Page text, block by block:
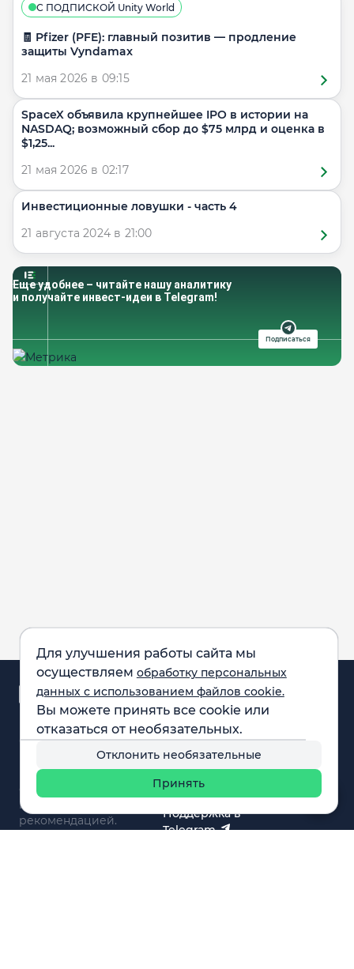
Для улучшения работы сайта мы
осуществляем обработку персональных
данных с использованием файлов cookie.
Вы можете принять все cookie или
отказаться от необязательных.
Отклонить необязательные
Принять
С ПОДПИСКОЙ Unity World
🧾 Pfizer (PFE): главный позитив — продление
защиты Vyndamax
21 мая 2026 в 09:15
SpaceX объявила крупнейшее IPO в истории на
NASDAQ; возможный сбор до $75 млрд и оценка в
$1,25...
21 мая 2026 в 02:17
Инвестиционные ловушки - часть 4
21 августа 2024 в 21:00
Еще удобнее – читайте нашу аналитику
и получайте инвест-идеи в Telegram!
Подписаться
Обращаем внимание:
все материалы,
представленные на
сайте, не являются
инвестиционной
рекомендацией.
Аналитика и
новости
Карта рынка
Компании
F.A.Q.
Обучение
Вебинары
О нас
Поддержка в
Telegram